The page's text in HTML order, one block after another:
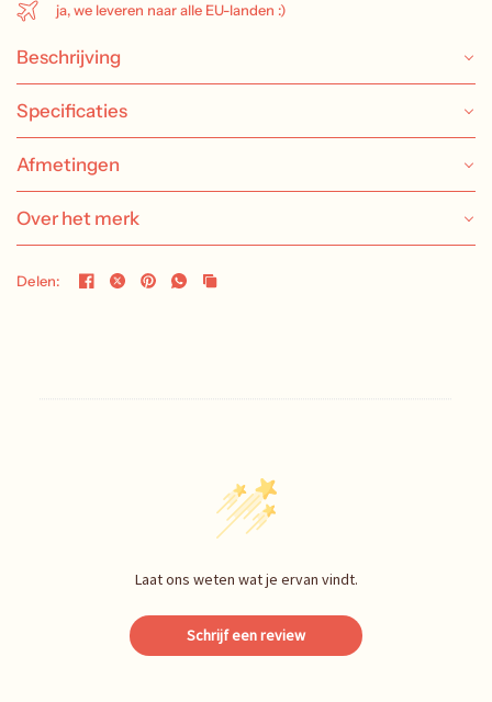
ja, we leveren naar alle EU-landen :)
Beschrijving
Specificaties
Afmetingen
Over het merk
Delen:
Laat ons weten wat je ervan vindt.
Schrijf een review